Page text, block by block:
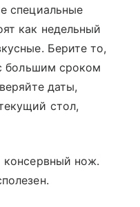
специальные
как недельный
Берите то,
большим сроком
даты,
стол,
консервный нож.